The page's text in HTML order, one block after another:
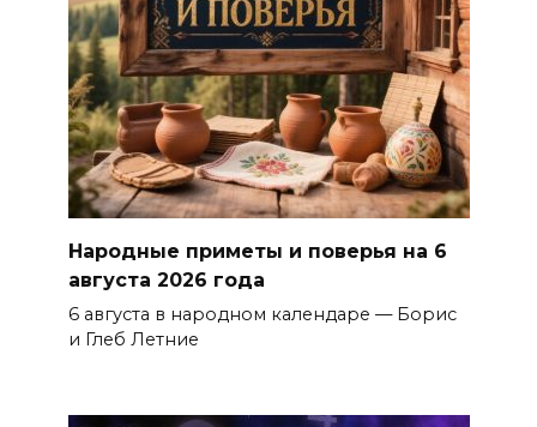
Народные приметы и поверья на 6
августа 2026 года
6 августа в народном календаре — Борис
и Глеб Летние